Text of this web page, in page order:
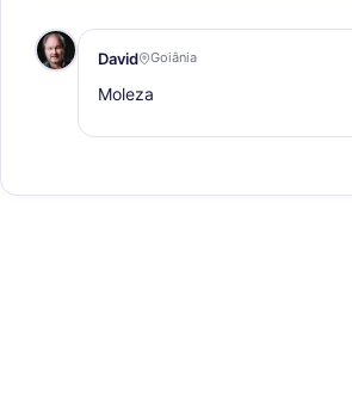
David Goiânia
Moleza